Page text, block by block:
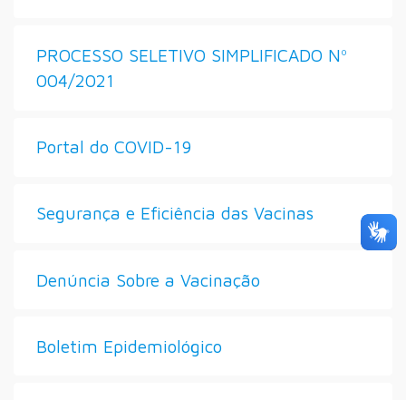
PROCESSO SELETIVO SIMPLIFICADO Nº
004/2021
Portal do COVID-19
Segurança e Eficiência das Vacinas
Denúncia Sobre a Vacinação
Boletim Epidemiológico